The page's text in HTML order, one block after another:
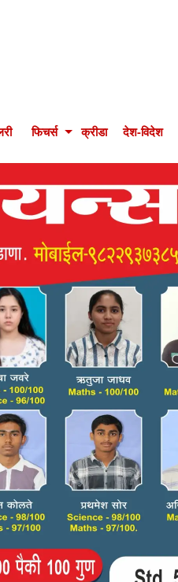
फिचर्स क्रीडा देश-विदेश